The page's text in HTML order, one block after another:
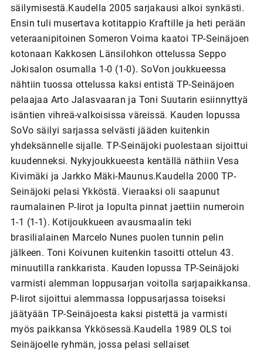
säilymisestä.Kaudella 2005 sarjakausi alkoi synkästi.
Ensin tuli musertava kotitappio Kraftille ja heti perään
veteraanipitoinen Someron Voima kaatoi TP-Seinäjoen
kotonaan Kakkosen Länsilohkon ottelussa Seppo
Jokisalon osumalla 1-0 (1-0). SoVon joukkueessa
nähtiin tuossa ottelussa kaksi entistä TP-Seinäjoen
pelaajaa Arto Jalasvaaran ja Toni Suutarin esiinnyttyä
isäntien vihreä-valkoisissa väreissä. Kauden lopussa
SoVo säilyi sarjassa selvästi jääden kuitenkin
yhdeksännelle sijalle. TP-Seinäjoki puolestaan sijoittui
kuudenneksi. Nykyjoukkueesta kentällä näthiin Vesa
Kivimäki ja Jarkko Mäki-Maunus.Kaudella 2000 TP-
Seinäjoki pelasi Ykköstä. Vieraaksi oli saapunut
raumalainen P-Iirot ja lopulta pinnat jaettiin numeroin
1-1 (1-1). Kotijoukkueen avausmaalin teki
brasilialainen Marcelo Nunes puolen tunnin pelin
jälkeen. Toni Koivunen kuitenkin tasoitti ottelun 43.
minuutilla rankkarista. Kauden lopussa TP-Seinäjoki
varmisti alemman loppusarjan voitolla sarjapaikkansa.
P-Iirot sijoittui alemmassa loppusarjassa toiseksi
jäätyään TP-Seinäjoesta kaksi pistettä ja varmisti
myös paikkansa Ykkösessä.Kaudella 1989 OLS toi
Seinäjoelle ryhmän, jossa pelasi sellaiset